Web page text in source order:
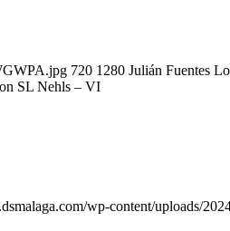
720 1280 Julián Fuentes
SL Nehls – VI
wp-content/uploads/